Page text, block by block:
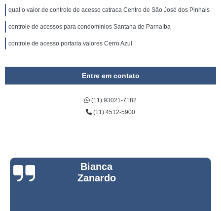
qual o valor de controle de acesso catraca Centro de São José dos Pinhais
controle de acessos para condomínios Santana de Parnaíba
controle de acesso portaria valores Cerro Azul
Entre em contato
(11) 93021-7182
(11) 4512-5900
Bianca
Zanardo